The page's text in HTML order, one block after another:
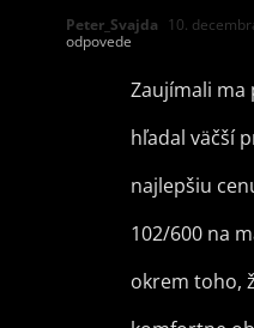
Peter_Svajda 10.
odpovede
Zaujímali ma
hľadal väčší
najlepšiu
102/600 na
okrem toho,